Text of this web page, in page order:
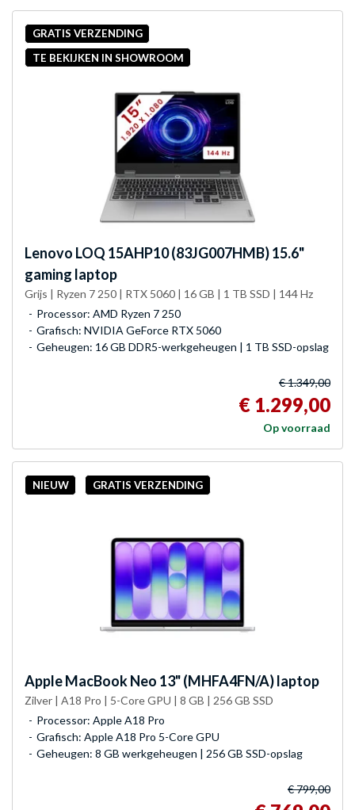
GRATIS VERZENDING
TE BEKIJKEN IN SHOWROOM
Lenovo LOQ 15AHP10 (83JG007HMB) 15.6"
gaming laptop
Grijs | Ryzen 7 250 | RTX 5060 | 16 GB | 1 TB SSD | 144 Hz
Processor: AMD Ryzen 7 250
Grafisch: NVIDIA GeForce RTX 5060
Geheugen: 16 GB DDR5-werkgeheugen | 1 TB SSD-opslag
€ 1.349,00
€ 1.299,00
Op voorraad
NIEUW GRATIS VERZENDING
AppleMacBook Neo 13" (MHFA4FN/A) laptop
Zilver | A18 Pro | 5-Core GPU | 8 GB | 256 GB SSD
Processor: Apple A18 Pro
Grafisch: Apple A18 Pro 5-Core GPU
Geheugen: 8 GB werkgeheugen | 256 GB SSD-opslag
€ 799,00